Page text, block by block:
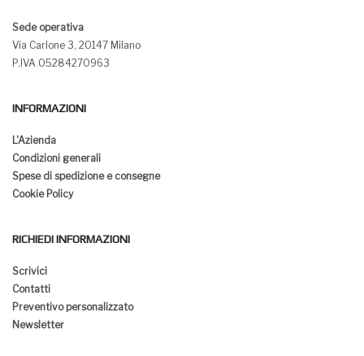
Sede operativa
Via Carlone 3, 20147 Milano
P.IVA 05284270963
INFORMAZIONI
L'Azienda
Condizioni generali
Spese di spedizione e consegne
Cookie Policy
RICHIEDI INFORMAZIONI
Scrivici
Contatti
Preventivo personalizzato
Newsletter